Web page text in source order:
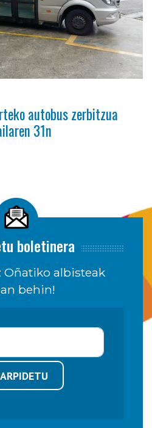
autobus zerbitzua
31n
boletinera
Oñatiko albisteak
behin!